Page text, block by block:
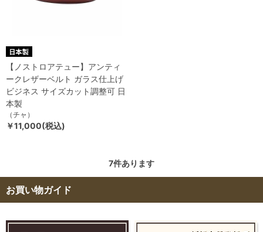
【ノストロアテュー】アンティ
ークレザーベルト ガラス仕上げ
ビジネス サイズカット調整可 日
本製
（チャ）
￥11,000(税込)
7件あります
お買い物ガイド